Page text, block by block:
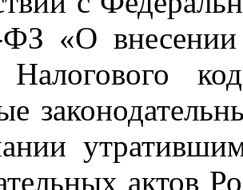
«О внесении
актов